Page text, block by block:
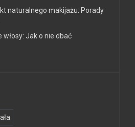
naturalnego makijażu: Porady
włosy: Jak o nie dbać